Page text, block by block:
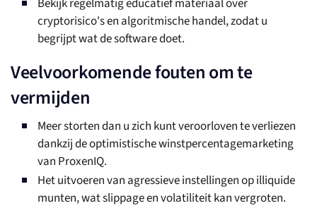
Bekijk regelmatig educatief materiaal over
cryptorisico's en algoritmische handel, zodat u
begrijpt wat de software doet.
Veelvoorkomende fouten om te
vermijden
Meer storten dan u zich kunt veroorloven te verliezen
dankzij de optimistische winstpercentagemarketing
van ProxenIQ.
Het uitvoeren van agressieve instellingen op illiquide
munten, wat slippage en volatiliteit kan vergroten.